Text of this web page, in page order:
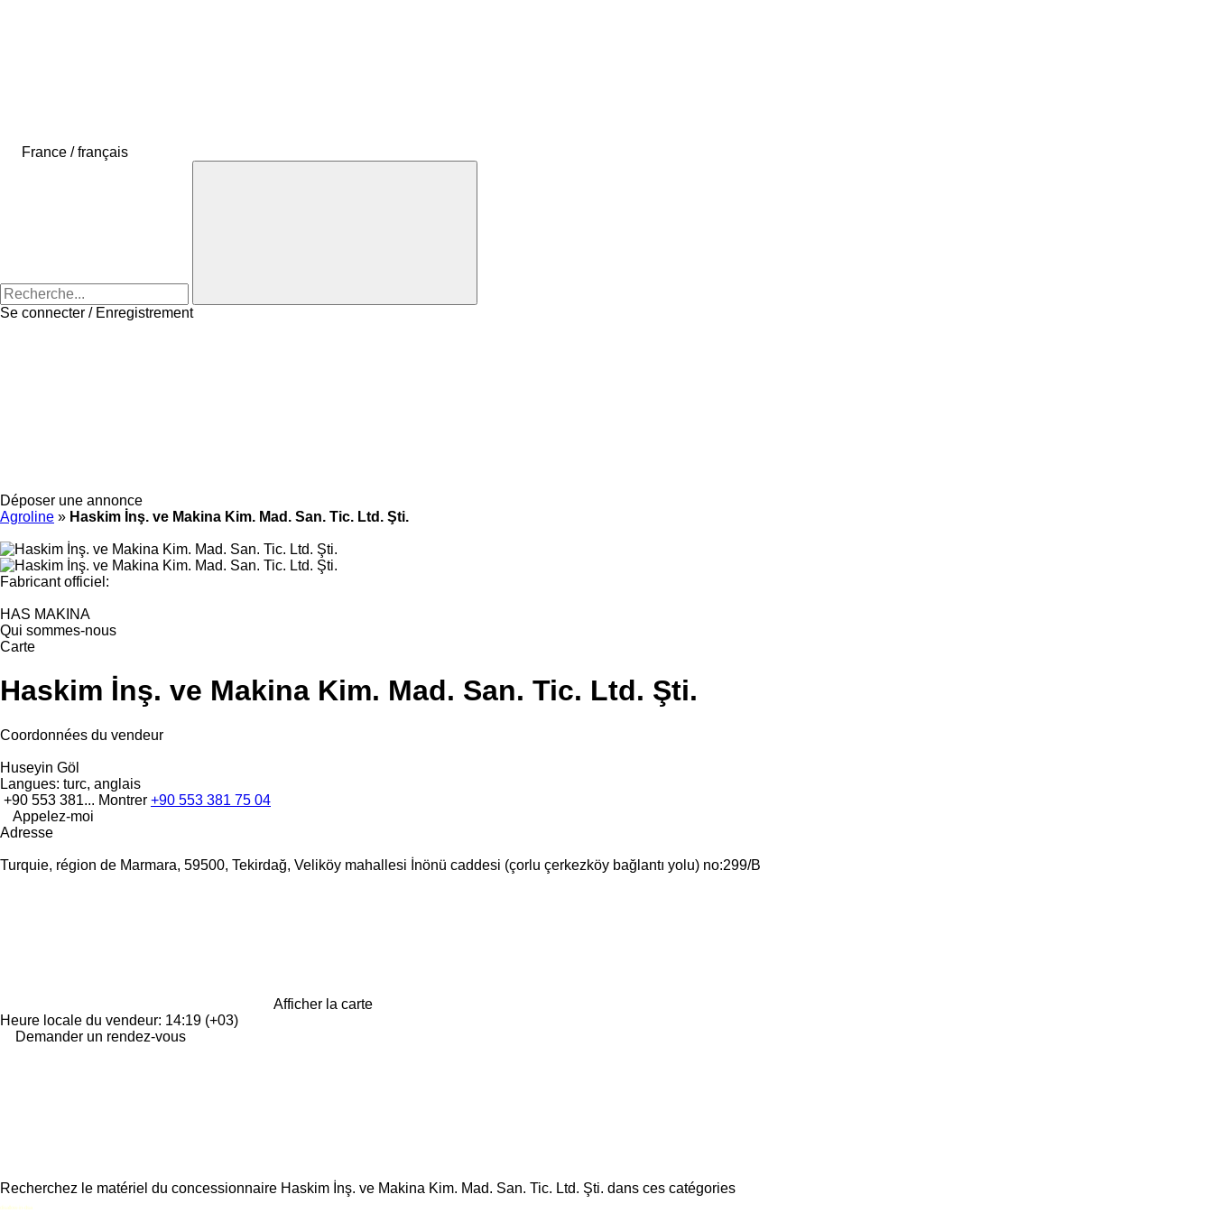
France / français
Se connecter / Enregistrement
Déposer une annonce
Agroline » Haskim İnş. ve Makina Kim. Mad. San. Tic. Ltd. Şti.
Fabricant officiel:
HAS MAKINA
Qui sommes-nous
Carte
Haskim İnş. ve Makina Kim. Mad. San. Tic. Ltd. Şti.
Coordonnées du vendeur
Huseyin Göl
Langues: turc, anglais
+90 553 381... Montrer +90 553 381 75 04
Appelez-moi
Adresse
Turquie, région de Marmara, 59500, Tekirdağ, Veliköy mahallesi İnönü caddesi (çorlu çerkezköy bağlantı yolu) no:299/B
Afficher la carte
Heure locale du vendeur: 14:19 (+03)
Demander un rendez-vous
Recherchez le matériel du concessionnaire Haskim İnş. ve Makina Kim. Mad. San. Tic. Ltd. Şti. dans ces catégories
disallow-in-dsa